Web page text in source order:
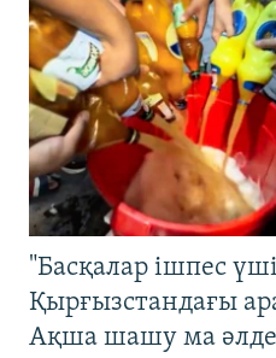
"Басқалар ішпес
Қырғызстандағы
Ақша шашу ма